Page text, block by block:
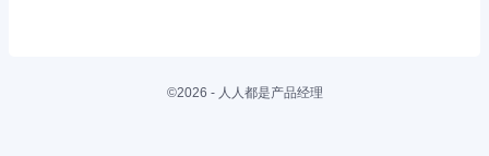
©2026 - 人人都是产品经理